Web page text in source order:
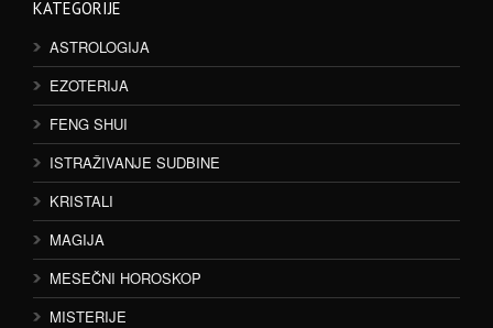
KATEGORIJE
ASTROLOGIJA
EZOTERIJA
FENG SHUI
ISTRAŽIVANJE SUDBINE
KRISTALI
MAGIJA
MESEČNI HOROSKOP
MISTERIJE